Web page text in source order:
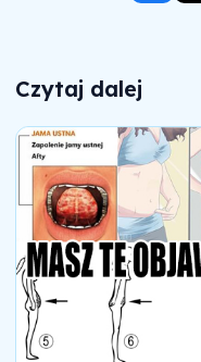
Czytaj dalej